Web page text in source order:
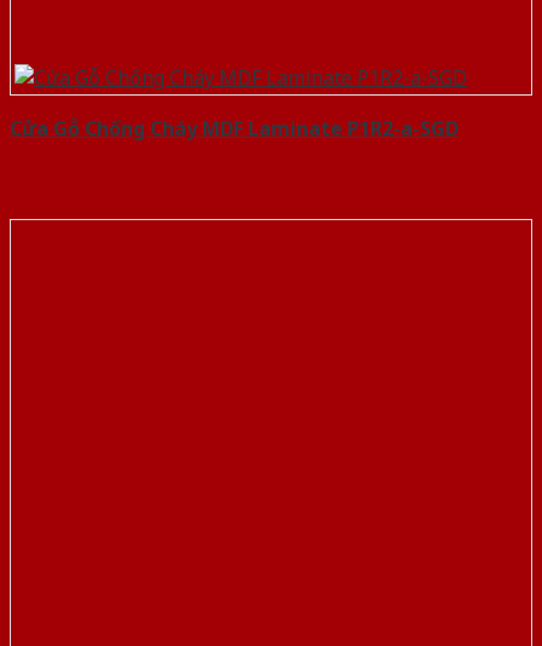
Cửa Gỗ Chống Cháy MDF Laminate P1R2-a-SGD